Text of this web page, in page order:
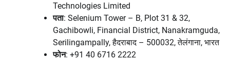
Technologies Limited
पता: Selenium Tower – B, Plot 31 & 32,
Gachibowli, Financial District, Nanakramguda,
Serilingampally, हैदराबाद – 500032, तेलंगाना, भारत
फोन: +91 40 6716 2222